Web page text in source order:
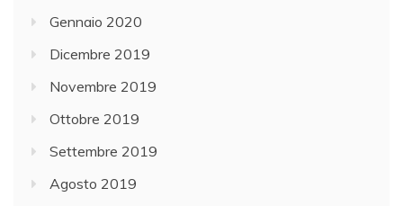
Gennaio 2020
Dicembre 2019
Novembre 2019
Ottobre 2019
Settembre 2019
Agosto 2019